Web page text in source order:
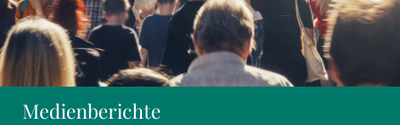
Medienberichte